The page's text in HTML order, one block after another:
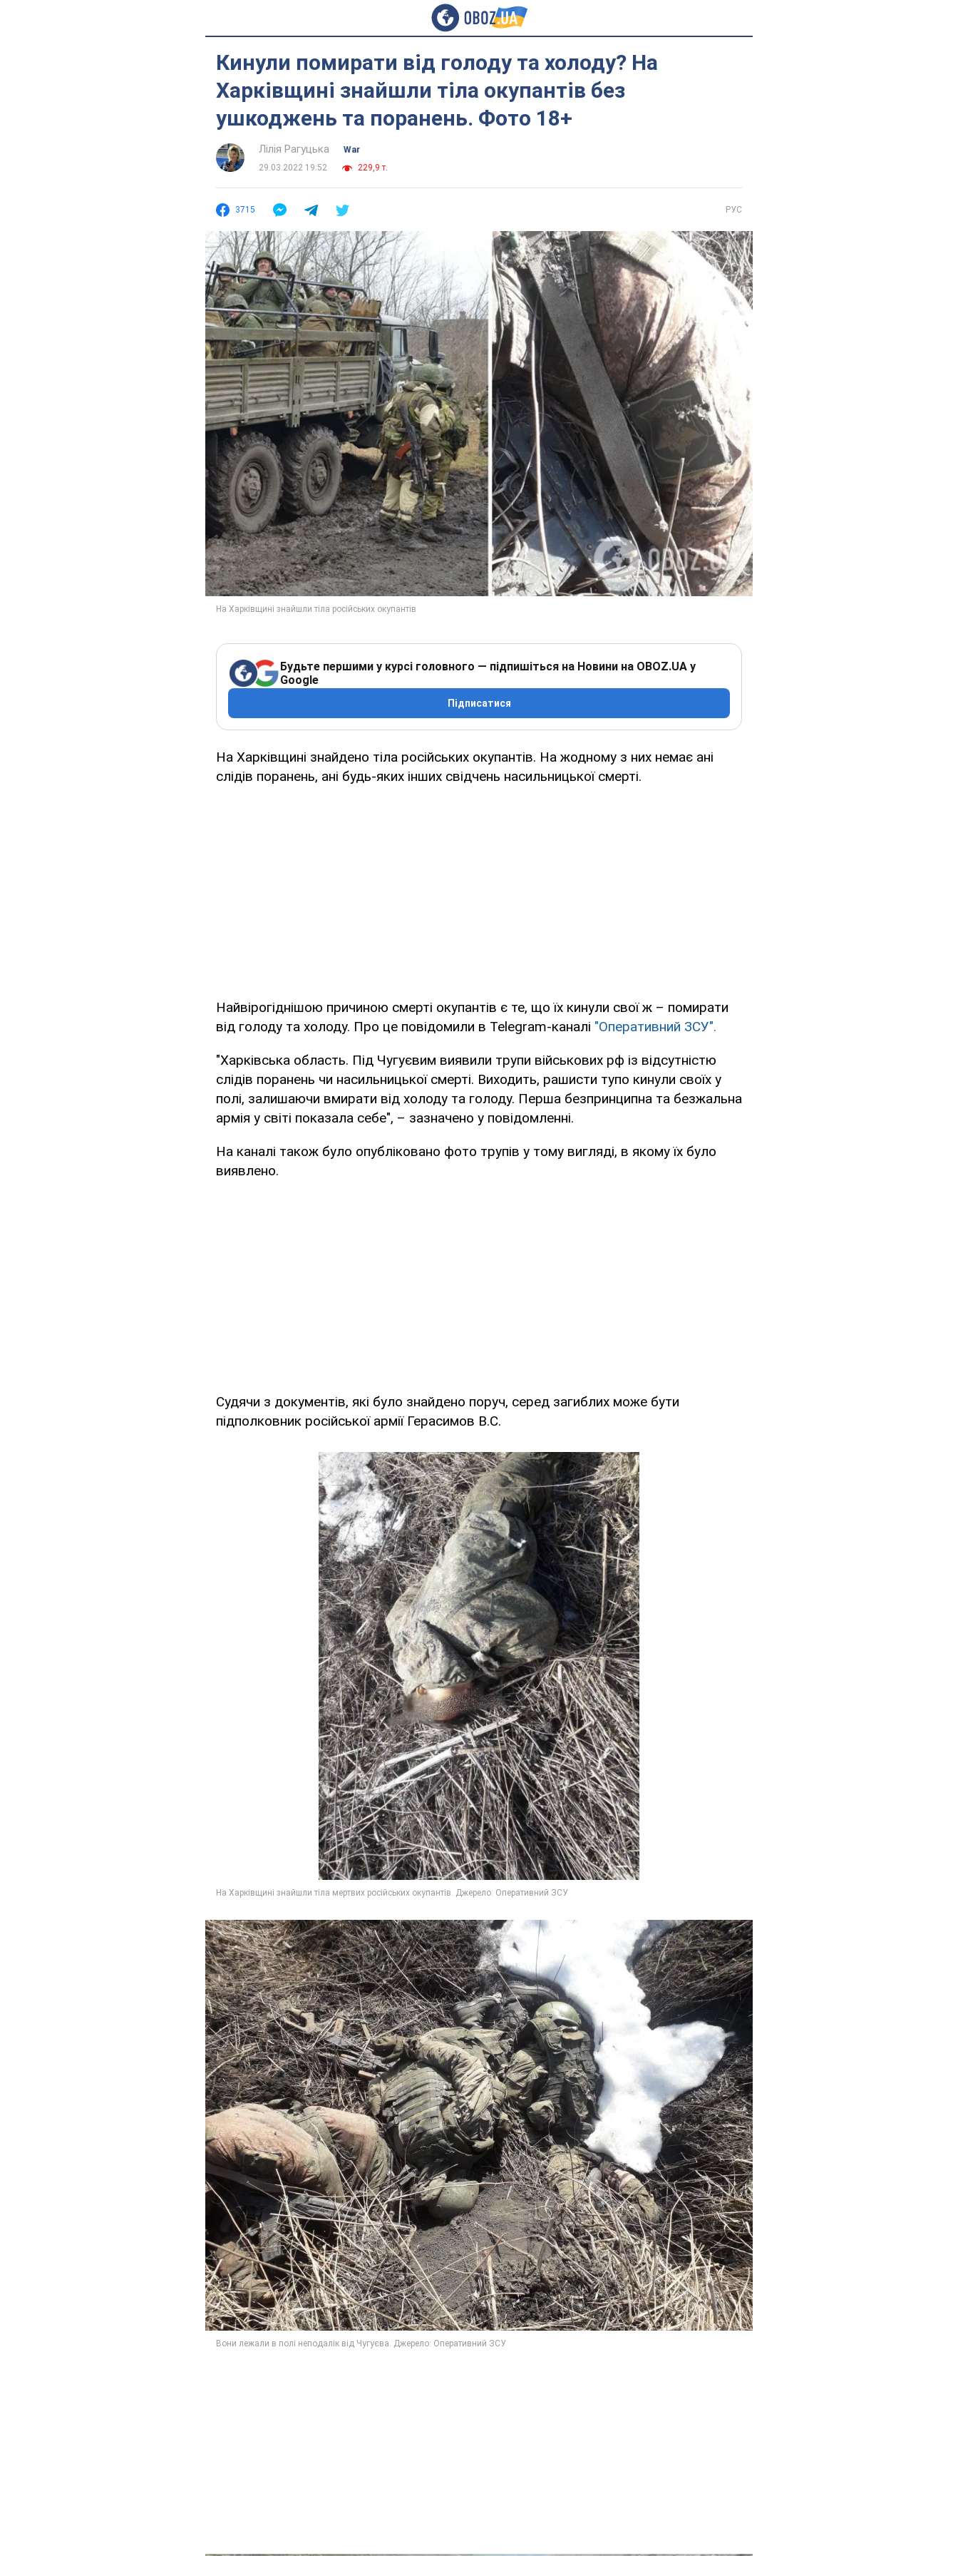
Кинули помирати від голоду та холоду? На
Харківщині знайшли тіла окупантів без
ушкоджень та поранень. Фото 18+
Лілія Рагуцька
War
29.03.2022 19:52
229,9 т.
3715 РУС
Будьте першими у курсі головного — підпишіться на Новини на OBOZ.UA у
Google
Підписатися
На Харківщині знайдено тіла російських окупантів. На жодному з них немає ані
слідів поранень, ані будь-яких інших свідчень насильницької смерті.
Найвірогіднішою причиною смерті окупантів є те, що їх кинули свої ж – помирати
від голоду та холоду. Про це повідомили в Telegram-каналі "Оперативний ЗСУ".
"Харківська область. Під Чугуєвим виявили трупи військових рф із відсутністю
слідів поранень чи насильницької смерті. Виходить, рашисти тупо кинули своїх у
полі, залишаючи вмирати від холоду та голоду. Перша безпринципна та безжальна
армія у світі показала себе", – зазначено у повідомленні.
На каналі також було опубліковано фото трупів у тому вигляді, в якому їх було
виявлено.
Судячи з документів, які було знайдено поруч, серед загиблих може бути
підполковник російської армії Герасимов В.С.